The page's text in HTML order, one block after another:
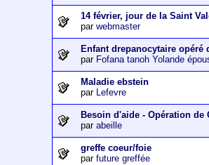
14 février, jour de la Saint
parwebmaster
Enfant drepanocytaire opéré
par Fofana tanoh Yolande
Maladie ebstein
par Lefevre
Besoin d'aide - Opération de
parabeille
greffe coeur/foie
parfuture greffée